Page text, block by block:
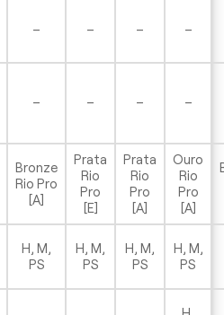
– – – –
– – – –
Bronze
Rio Pro
[A]
Prata
Rio
Pro
[E]
Prata
Rio
Pro
[A]
Ouro
Rio
Pro
[A]
H, M,
PS
H, M,
PS
H, M,
PS
H, M,
PS